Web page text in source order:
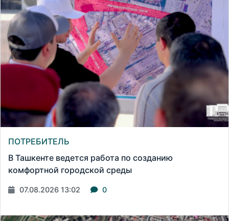
ПОТРЕБИТЕЛЬ
В Ташкенте ведется работа по созданию
комфортной городской среды
07.08.2026 13:02 0